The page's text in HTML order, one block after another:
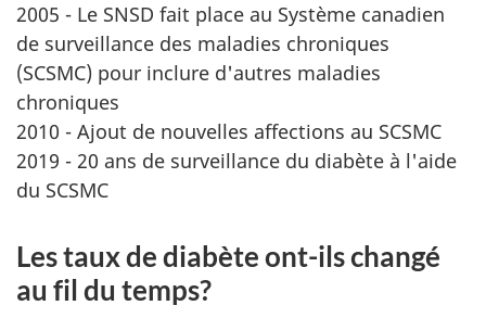
2005 - Le SNSD fait place au Système canadien
de surveillance des maladies chroniques
(SCSMC) pour inclure d'autres maladies
chroniques
2010 - Ajout de nouvelles affections au SCSMC
2019 - 20 ans de surveillance du diabète à l'aide
du SCSMC
Les taux de diabète ont-ils changé
au fil du temps?